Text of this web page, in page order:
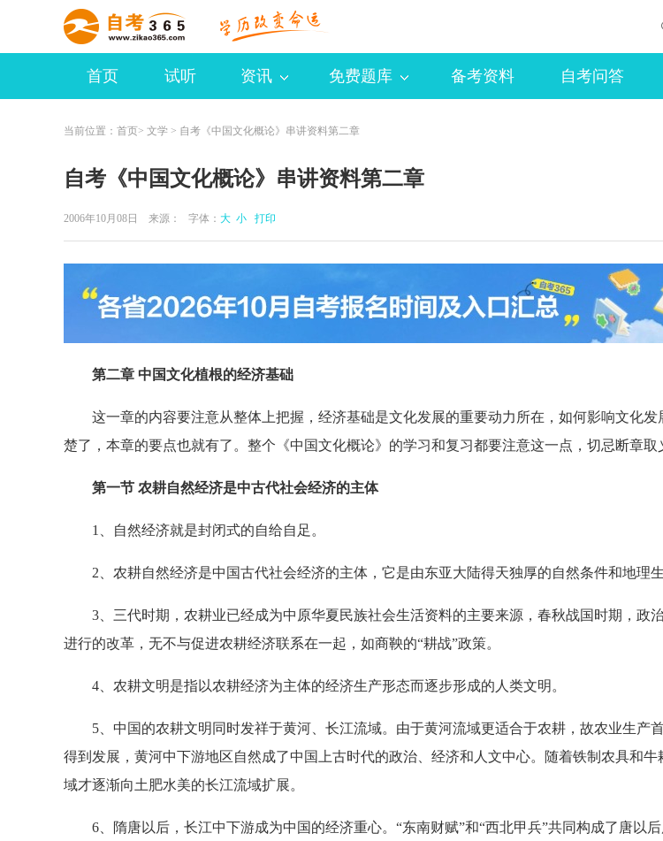
首页 试听 资讯 免费题库 备考资料 自考问答
当前位置： 首页> 文学 > 自考《中国文化概论》串讲资料第二章
自考《中国文化概论》串讲资料第二章
2006年10月08日 来源： 字体： 大 小 打印
第二章 中国文化植根的经济基础
这一章的内容要注意从整体上把握，经济基础是文化发展的重要动力所在，如何影响文化发
楚了，本章的要点也就有了。整个《中国文化概论》的学习和复习都要注意这一点，切忌断章取
第一节 农耕自然经济是中古代社会经济的主体
1、自然经济就是封闭式的自给自足。
2、农耕自然经济是中国古代社会经济的主体，它是由东亚大陆得天独厚的自然条件和地理生
3、三代时期，农耕业已经成为中原华夏民族社会生活资料的主要来源，春秋战国时期，政
进行的改革，无不与促进农耕经济联系在一起，如商鞅的“耕战”政策。
4、农耕文明是指以农耕经济为主体的经济生产形态而逐步形成的人类文明。
5、中国的农耕文明同时发祥于黄河、长江流域。由于黄河流域更适合于农耕，故农业生产
得到发展，黄河中下游地区自然成了中国上古时代的政治、经济和人文中心。随着铁制农具和牛
域才逐渐向土肥水美的长江流域扩展。
6、隋唐以后，长江中下游成为中国的经济重心。“东南财赋”和“西北甲兵”共同构成了唐以